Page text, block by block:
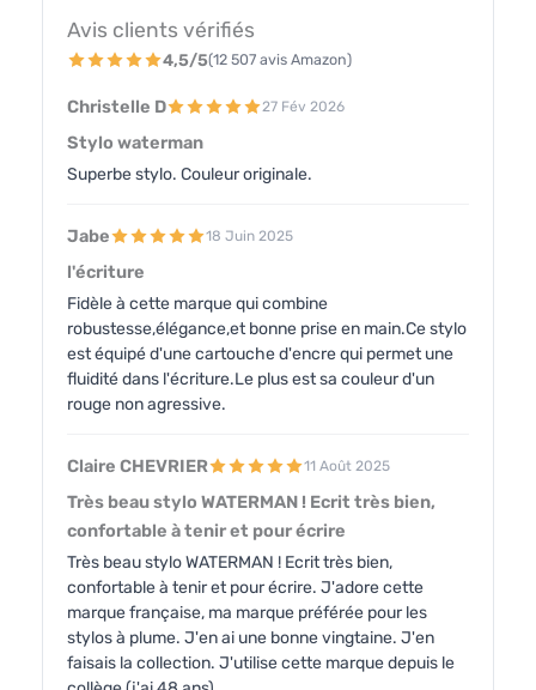
Avis clients vérifiés
4,5/5(12 507 avis Amazon)
Christelle D 27 Fév 2026
Stylo waterman
Superbe stylo. Couleur originale.
Jabe 18 Juin 2025
l'écriture
Fidèle à cette marque qui combine
robustesse,élégance,et bonne prise en main.Ce stylo
est équipé d'une cartouche d'encre qui permet une
fluidité dans l'écriture.Le plus est sa couleur d'un
rouge non agressive.
Claire CHEVRIER 11 Août 2025
Très beau stylo WATERMAN ! Ecrit très bien,
confortable à tenir et pour écrire
Très beau stylo WATERMAN ! Ecrit très bien,
confortable à tenir et pour écrire. J'adore cette
marque française, ma marque préférée pour les
stylos à plume. J'en ai une bonne vingtaine. J'en
faisais la collection. J'utilise cette marque depuis le